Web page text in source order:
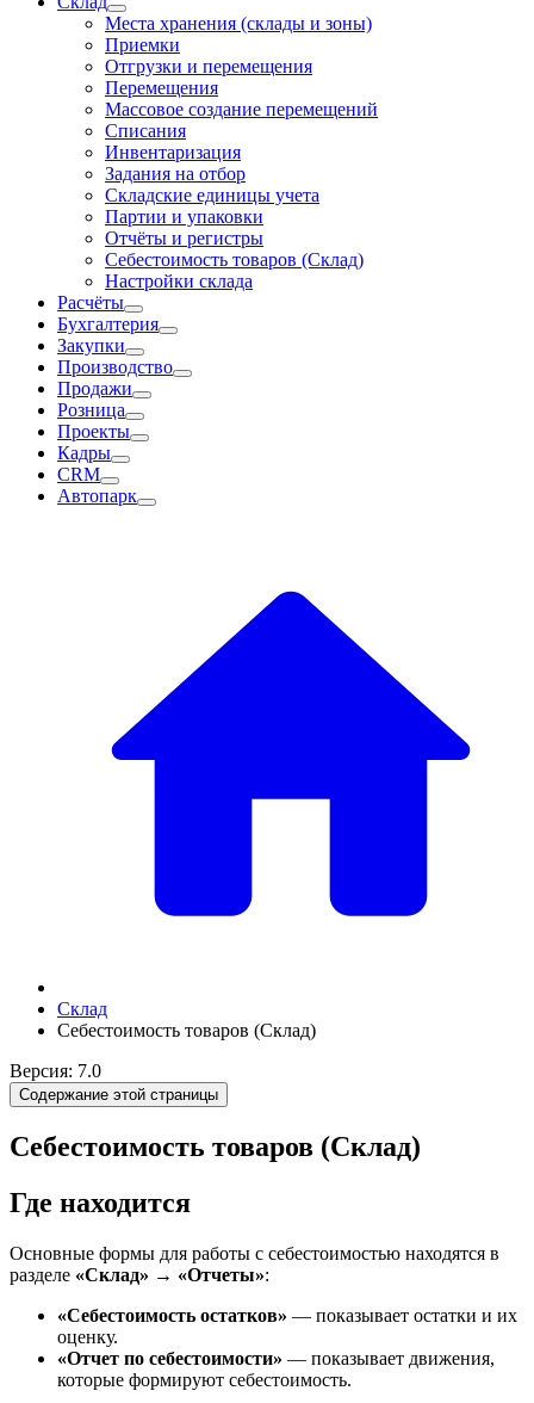
Места хранения (склады и зоны)
Приемки
Отгрузки и перемещения
Перемещения
Массовое создание перемещений
Списания
Инвентаризация
Задания на отбор
Складские единицы учета
Партии и упаковки
Отчёты и регистры
Себестоимость товаров (Склад)
Настройки склада
Расчёты
Бухгалтерия
Закупки
Производство
Продажи
Розница
Проекты
Кадры
CRM
Автопарк
Склад
Себестоимость товаров (Склад)
Версия: 7.0
Содержание этой страницы
Себестоимость товаров (Склад)
Где находится
Основные формы для работы с себестоимостью находятся в
разделе «Склад» → «Отчеты»:
«Себестоимость остатков» — показывает остатки и их
оценку.
«Отчет по себестоимости» — показывает движения,
которые формируют себестоимость.